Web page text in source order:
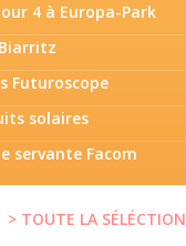
4 à Europa-Park
Futuroscope
solaires
servante Facom
> TOUTE LA SÉLÉCTION